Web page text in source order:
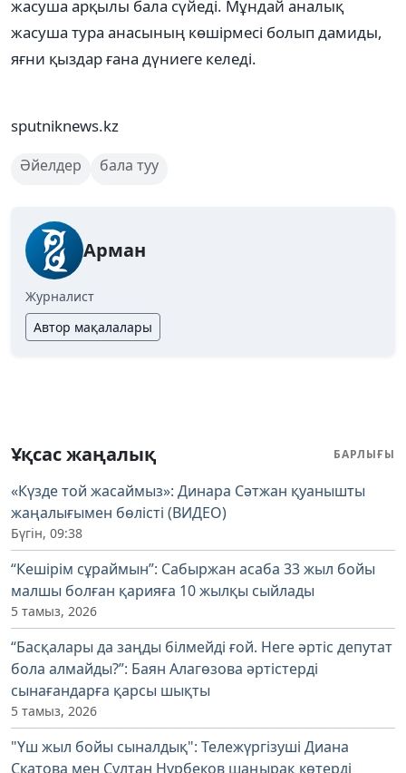
жасуша арқылы бала сүйеді. Мұндай аналық
жасуша тура анасының көшірмесі болып дамиды,
яғни қыздар ғана дүниеге келеді.
sputniknews.kz
Әйелдер бала туу
Арман
Журналист
Автор мақалалары
Ұқсас жаңалық БАРЛЫҒЫ
«Күзде той жасаймыз»: Динара Сәтжан қуанышты
жаңалығымен бөлісті (ВИДЕО)
Бүгін, 09:38
“Кешірім сұраймын”: Сабыржан асаба 33 жыл бойы
малшы болған қарияға 10 жылқы сыйлады
5 тамыз, 2026
“Басқалары да заңды білмейді ғой. Неге әртіс депутат
бола алмайды?”: Баян Алагөзова әртістерді
сынағандарға қарсы шықты
5 тамыз, 2026
"Үш жыл бойы сыналдық": Тележүргізуші Диана
Скатова мен Сұлтан Нұрбеков шаңырақ көтерді